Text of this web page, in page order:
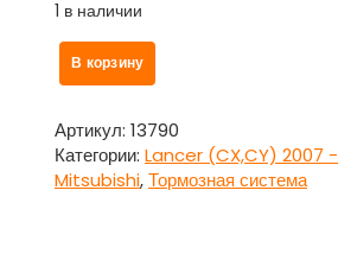
1 в наличии
Количество
товара
ABS
(блок
антиблокировочный)
В корзину
Артикул: 13790
Категории: Lancer (CX,CY) 2007 -
Mitsubishi,Тормозная система